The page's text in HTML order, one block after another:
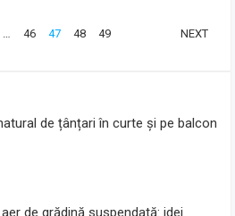
… 46 47 48 49 NEXT
de țânțari în curte și pe balcon
de grădină suspendată: idei